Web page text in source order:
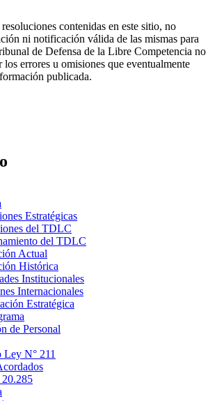
contenidas en este sitio, no
ni notificación válida de las mismas para
de Defensa de la Libre Competencia no
los errores u omisiones que eventualmente
publicada.
Estratégicas
del TDLC
del TDLC
Actual
Histórica
Institucionales
Internacionales
Estratégica
de Personal
Ley N° 211